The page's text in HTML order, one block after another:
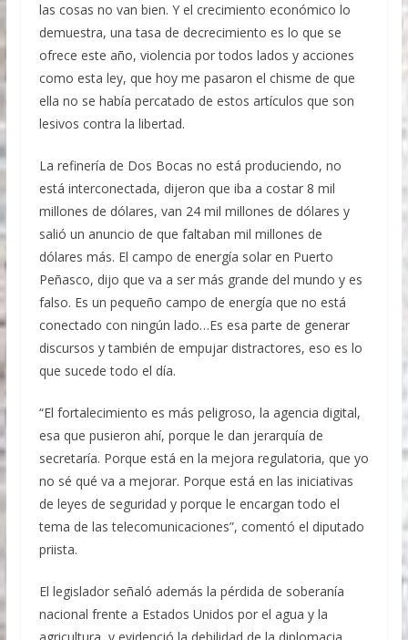
las cosas no van bien. Y el crecimiento económico lo
demuestra, una tasa de decrecimiento es lo que se
ofrece este año, violencia por todos lados y acciones
como esta ley, que hoy me pasaron el chisme de que
ella no se había percatado de estos artículos que son
lesivos contra la libertad.
La refinería de Dos Bocas no está produciendo, no
está interconectada, dijeron que iba a costar 8 mil
millones de dólares, van 24 mil millones de dólares y
salió un anuncio de que faltaban mil millones de
dólares más. El campo de energía solar en Puerto
Peñasco, dijo que va a ser más grande del mundo y es
falso. Es un pequeño campo de energía que no está
conectado con ningún lado…Es esa parte de generar
discursos y también de empujar distractores, eso es lo
que sucede todo el día.
“El fortalecimiento es más peligroso, la agencia digital,
esa que pusieron ahí, porque le dan jerarquía de
secretaría. Porque está en la mejora regulatoria, que yo
no sé qué va a mejorar. Porque está en las iniciativas
de leyes de seguridad y porque le encargan todo el
tema de las telecomunicaciones”, comentó el diputado
priista.
El legislador señaló además la pérdida de soberanía
nacional frente a Estados Unidos por el agua y la